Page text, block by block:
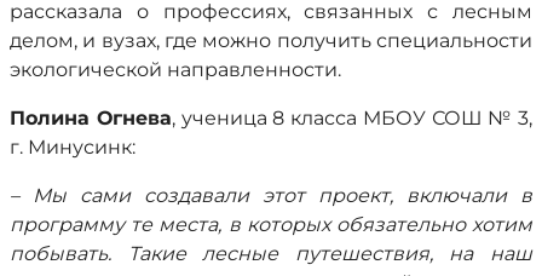
рассказала о профессиях, связанных с лесным
делом, и вузах, где можно получить специальности
экологической направленности.
Полина Огнева, ученица 8 класса МБОУ СОШ № 3,
г. Минусинк:
– Мы сами создавали этот проект, включали в
программу те места, в которых обязательно хотим
побывать. Такие лесные путешествия, на наш